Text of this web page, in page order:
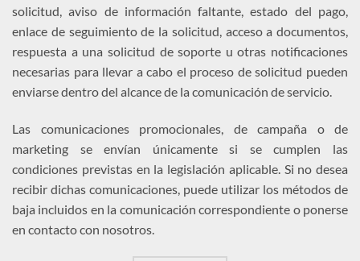
solicitud, aviso de información faltante, estado del pago,
enlace de seguimiento de la solicitud, acceso a documentos,
respuesta a una solicitud de soporte u otras notificaciones
necesarias para llevar a cabo el proceso de solicitud pueden
enviarse dentro del alcance de la comunicación de servicio.
Las comunicaciones promocionales, de campaña o de
marketing se envían únicamente si se cumplen las
condiciones previstas en la legislación aplicable. Si no desea
recibir dichas comunicaciones, puede utilizar los métodos de
baja incluidos en la comunicación correspondiente o ponerse
en contacto con nosotros.